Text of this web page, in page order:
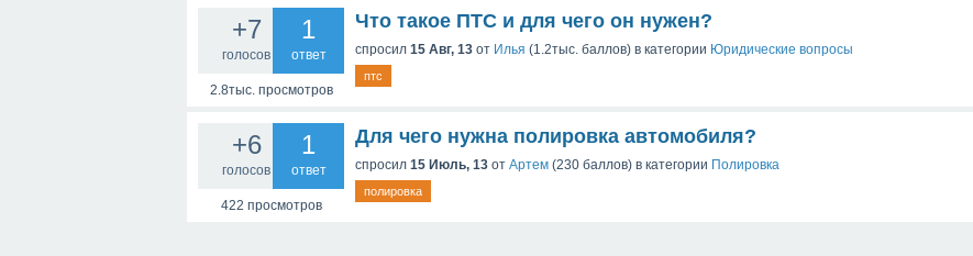
+7
голосов
1
ответ
2.8тыс.просмотров
Что такое ПТС и для чего он нужен?
спросил 15 Авг, 13 от Илья (1.2тыс. баллов) в категории Юридические вопросы
птс
+6
голосов
1
ответ
422 просмотров
Для чего нужна полировка автомобиля?
спросил 15 Июль, 13 от Артем (230 баллов) в категории Полировка
полировка